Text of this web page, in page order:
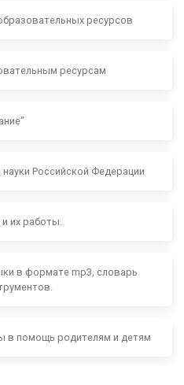
ресурсов
ресурсам
Российской Федерации
их работы.
в формате mp3, словарь
в помощь родителям и детям